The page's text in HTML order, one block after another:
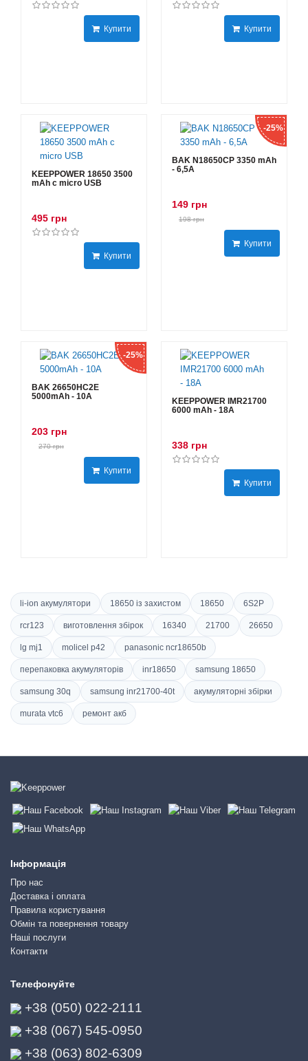
Купити Купити
KEEPPOWER 18650 3500
mAh с micro USB
495 грн
Купити
-25%
BAK N18650CP 3350 mAh
- 6,5А
149 грн
198 грн
Купити
-25%
BAK 26650HC2E
5000mAh - 10А
203 грн
270 грн
Купити
KEEPPOWER IMR21700
6000 mAh - 18А
338 грн
Купити
li-ion акумулятори 18650 із захистом 18650 6S2P
rcr123 виготовлення збірок 16340 21700 26650
lg mj1 molicel p42 panasonic ncr18650b
перепаковка акумуляторів inr18650 samsung 18650
samsung 30q samsung inr21700-40t акумуляторні збірки
murata vtc6 ремонт акб
Інформація
Про нас
Доставка і оплата
Правила користування
Обмін та повернення товару
Наші послуги
Контакти
Телефонуйте
+38 (050) 022-2111
+38 (067) 545-0950
+38 (063) 802-6309